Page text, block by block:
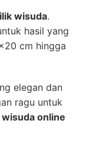
wisuda.
hasil yang
cm hingga
elegan dan
ragu untuk
online